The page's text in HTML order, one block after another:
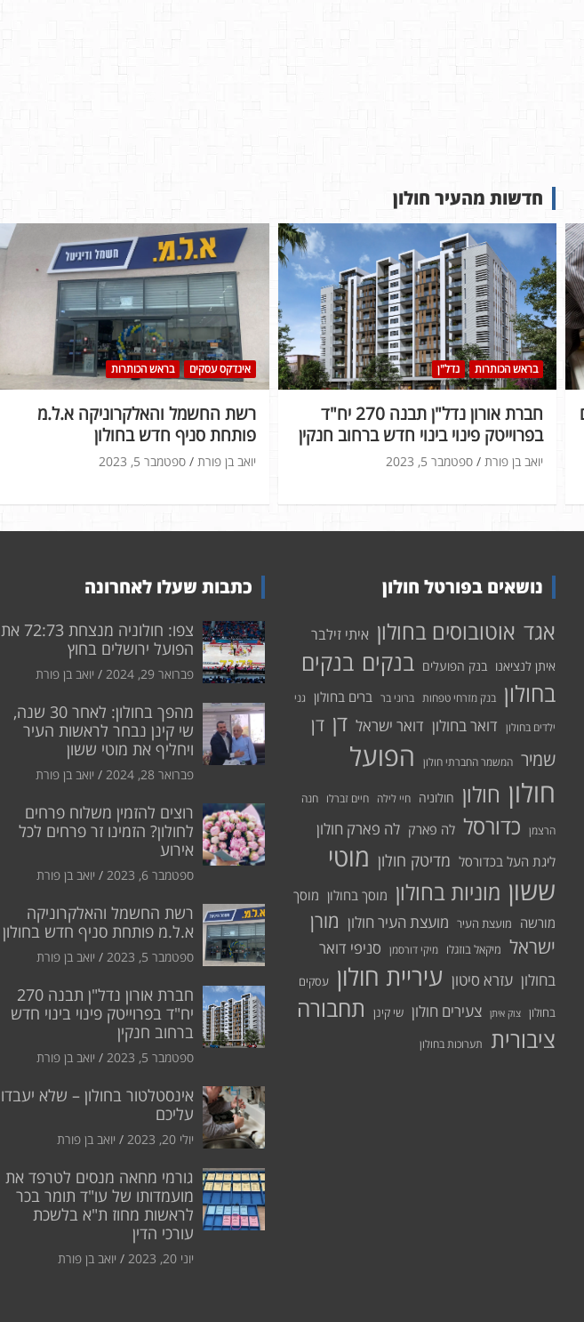
חדשות מהעיר חולון
אינדקס עסקים בראש הכותרות
רשת החשמל והאלקרוניקה א.ל.מ
פותחת סניף חדש בחולון
ספטמבר 5, 2023 יואב בן פורת
בראש הכותרות נדל"ן
חברת אורון נדל"ן תבנה 270 יח"ד
בפרוייטק פינוי בינוי חדש ברחוב חנקין
ספטמבר 5, 2023 יואב בן פורת
נושאים בפורטל חולון
אגד אוטובוסים בחולון איתי זילבר
איתן לנציאנו בנק הפועלים בנקים בנקים
בחולון בנק מזרחי טפחות ברוני בר ברים בחולון גני
ילדים בחולון דואר בחולון דואר ישראל דן דן
שמיר המשמר החברתי חולון
הפועל
חולון חולון חולוניה חיי לילה חיים זברלו חנה
הרצמן כדורסל לה פארק לה פארק חולון
ליגת העל בכדורסל מדיטק חולון מוטי
ששון מוניות בחולון מוסך בחולון מוסך
מורשה
מועצת העיר מועצת העיר חולון מורן
ישראל מיקאל בוזגלו מיקי דורסמן סניפי דואר
בחולון עזרא סיטון עיריית חולון עסקים
בחולון
צוק איתן צעירים חולון שי קינן
תחבורה
ציבורית
תערוכות בחולון
כתבות שעלו לאחרונה
צפו: חולוניה מנצחת 72:73 את
הפועל ירושלים בחוץ
פברואר 29, 2024 יואב בן פורת
מהפך בחולון: לאחר 30 שנה,
שי קינן נבחר לראשות העיר
ויחליף את מוטי ששון
פברואר 28, 2024 יואב בן פורת
רוצים להזמין משלוח פרחים
לחולון? הזמינו זר פרחים לכל
אירוע
ספטמבר 6, 2023 יואב בן פורת
רשת החשמל והאלקרוניקה
א.ל.מ פותחת סניף חדש בחולון
ספטמבר 5, 2023 יואב בן פורת
חברת אורון נדל"ן תבנה 270
יח"ד בפרוייטק פינוי בינוי חדש
ברחוב חנקין
ספטמבר 5, 2023 יואב בן פורת
אינסטלטור בחולון – שלא יעבדו
עליכם
יולי 20, 2023 יואב בן פורת
גורמי מחאה מנסים לטרפד את
מועמדותו של עו"ד תומר בכר
לראשות מחוז ת"א בלשכת
עורכי הדין
יוני 20, 2023 יואב בן פורת